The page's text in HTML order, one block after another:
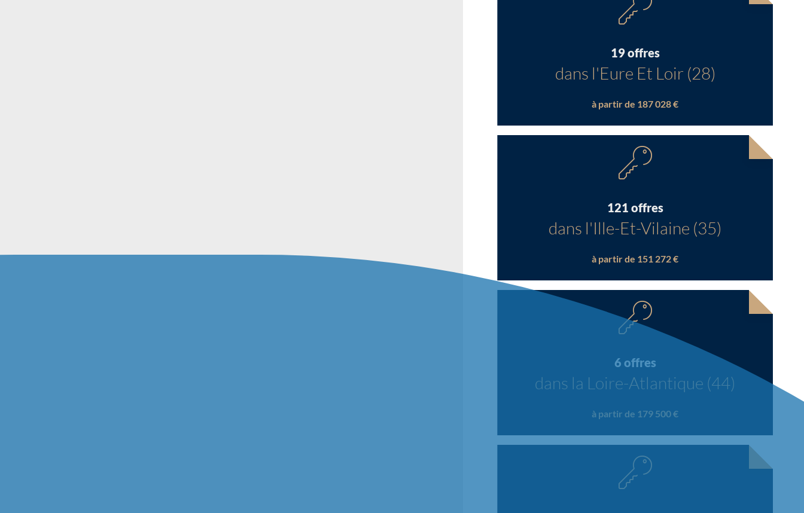
19 offres
dans l'Eure Et Loir (28)
à partir de 187 028 €
121 offres
dans l'Ille-Et-Vilaine (35)
à partir de 151 272 €
6 offres
dans la Loire-Atlantique (44)
à partir de 179 500 €